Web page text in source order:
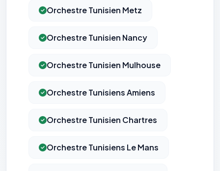
Orchestre Tunisien Metz
Orchestre Tunisien Nancy
Orchestre Tunisien Mulhouse
Orchestre Tunisiens Amiens
Orchestre Tunisien Chartres
Orchestre Tunisiens Le Mans